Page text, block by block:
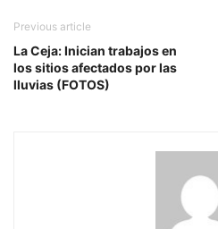
Previous article
La Ceja: Inician trabajos en
los sitios afectados por las
lluvias (FOTOS)